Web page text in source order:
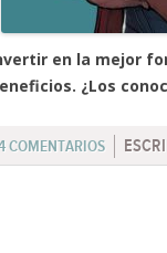
en la mejor
¿Los
COMENTARIOS